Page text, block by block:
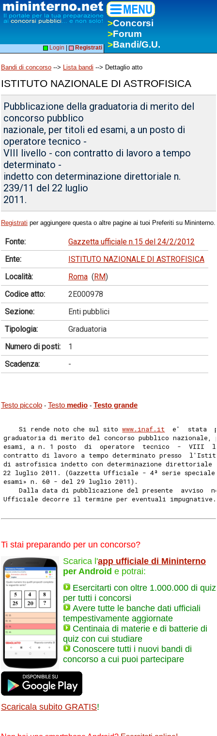
>Concorsi
>Forum
>Bandi/G.U.
Login Registrati
Bandi di concorso --> Lista bandi --> Dettaglio atto
ISTITUTO NAZIONALE DI ASTROFISICA
Pubblicazione della graduatoria di merito del
concorso pubblico
nazionale, per titoli ed esami, a un posto di
operatore tecnico -
VIII livello - con contratto di lavoro a tempo
determinato -
indetto con determinazione direttoriale n.
239/11 del 22 luglio
2011.
Registrati per aggiungere questa o altre pagine ai tuoi Preferiti su Mininterno.
Fonte:
Gazzetta ufficiale n.15 del 24/2/2012
Ente:
ISTITUTO NAZIONALE DI ASTROFISICA
Località:
Roma (RM)
Codice atto:
2E000978
Sezione:
Enti pubblici
Tipologia:
Graduatoria
Numero di posti:
1
Scadenza:
-
Testo piccolo - Testo medio - Testo grande
    Si rende noto che sul sito
www.inaf.it
e'  stata
graduatoria di merito del concorso pubblico
esami, a n. 1 posto  di  operatore  tecnico  -  VIII
contratto di lavoro a tempo determinato presso
di astrofisica indetto con determinazione direttoriale
22 luglio 2011. (Gazzetta Ufficiale - 4ª serie speciale
esami» n. 60 - del 29 luglio 2011).
Dalla data di pubblicazione del presente  avviso
Ufficiale decorre il termine per eventuali
Ti stai preparando per un concorso?
Scarica l'app ufficiale di Mininterno
per Android e potrai:
Esercitarti con oltre 1.000.000 di quiz
per tutti i concorsi
Avere tutte le banche dati ufficiali
tempestivamente aggiornate
Centinaia di materie e di batterie di
quiz con cui studiare
Conoscere tutti i nuovi bandi di
concorso a cui puoi partecipare
Scaricala subito GRATIS!